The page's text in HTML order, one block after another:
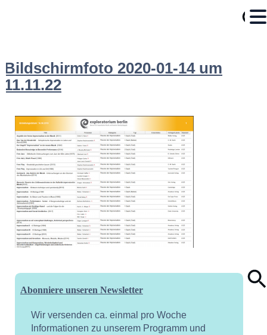
Bildschirmfoto 2020-01-14 um
11.11.22
Abonniere unseren Newsletter
Wir versenden ca. einmal pro Woche
Informationen zu unserem Programm und